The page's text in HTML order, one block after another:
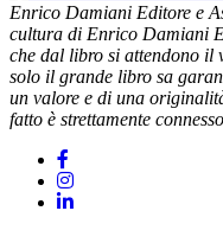
Enrico Damiani Editore e
cultura di Enrico Damiani
che dal libro si attendono il
solo il grande libro sa
un valore e di una
fatto è strettamente